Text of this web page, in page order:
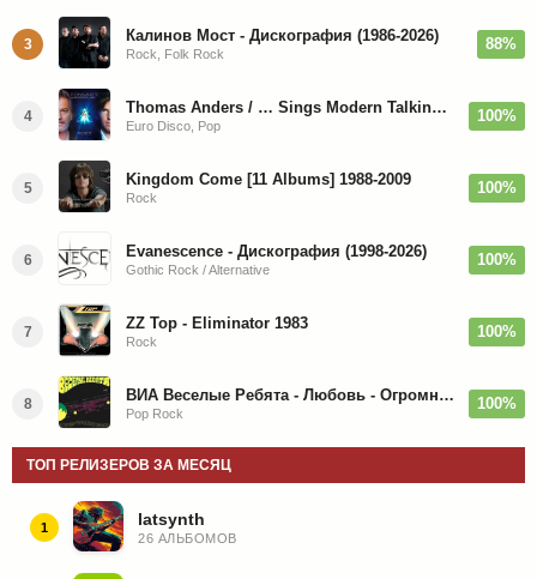
3 Калинов Мост - Дискография (1986-2026)
Rock, Folk Rock
88%
4 Thomas Anders / … Sings Modern Talking: The Best hi-res
Euro Disco, Pop
100%
5 Kingdom Come [11 Albums] 1988-2009
Rock
100%
6 Evanescence - Дискография (1998-2026)
Gothic Rock / Alternative
100%
7 ZZ Top - Eliminator 1983
Rock
100%
8 ВИА Веселые Ребята - Любовь - Огромная Страна - 1974/2026
Pop Rock
100%
ТОП РЕЛИЗЕРОВ ЗА МЕСЯЦ
1 latsynth
26 АЛЬБОМОВ